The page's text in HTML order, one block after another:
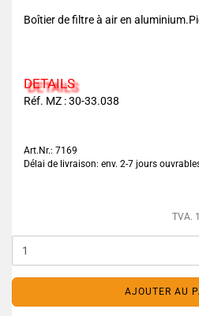
Boîtier de filtre à air en
DETAILS
Réf. MZ : 30-33.038
Art.Nr.: 7169
Délai de livraison: env. 2-7 jours
TVA.
AJOUTER AU